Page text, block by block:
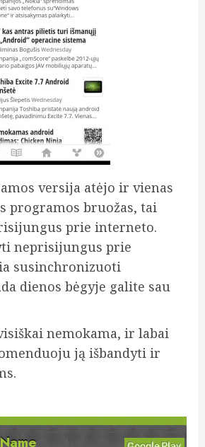
versija atėjo ir vienas
programos bruožas, tai
prie interneto.
neprisijungus prie
susinchronizuoti
dienos bėgyje galite sau
nemokama, ir labai
ją išbandyti ir